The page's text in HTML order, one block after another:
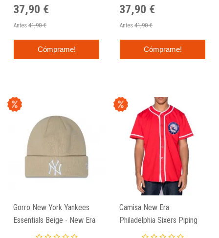
37,90 €
Antes 41,90 €
Cómprame!
37,90 €
Antes 41,90 €
Cómprame!
Gorro New York Yankees
Essentials Beige - New Era
Camisa New Era
Philadelphia Sixers Piping
Button Up 76Ers